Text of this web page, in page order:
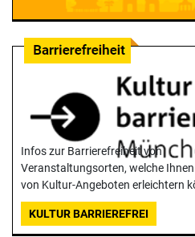
Infos zur Barrierefreiheit von
Veranstaltungsorten, welche
von Kultur-Angeboten erleichtern
KULTUR BARRIEREFREI